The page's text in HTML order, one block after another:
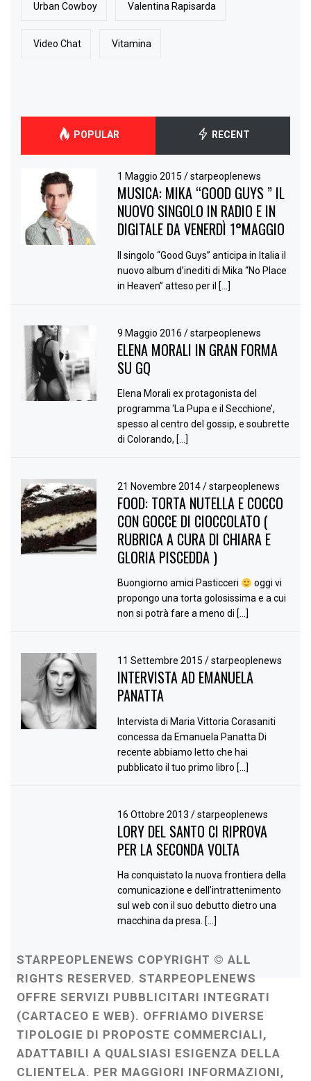
Urban Cowboy Valentina Rapisarda
Video Chat Vitamina
POPULAR RECENT
1 Maggio 2015/ starpeoplenews
MUSICA: MIKA “GOOD GUYS ” IL
NUOVO SINGOLO IN RADIO E IN
DIGITALE DA VENERDÌ 1°MAGGIO
Il singolo “Good Guys” anticipa in Italia il
nuovo album d’inediti di Mika “No Place
in Heaven” atteso per il […]
9 Maggio 2016/ starpeoplenews
ELENA MORALI IN GRAN FORMA
SU GQ
Elena Morali ex protagonista del
programma ‘La Pupa e il Secchione’,
spesso al centro del gossip, e soubrette
di Colorando, […]
21 Novembre 2014/ starpeoplenews
FOOD: TORTA NUTELLA E COCCO
CON GOCCE DI CIOCCOLATO (
RUBRICA A CURA DI CHIARA E
GLORIA PISCEDDA )
Buongiorno amici Pasticceri
oggi vi
propongo una torta golosissima e a cui
non si potrà fare a meno di […]
11 Settembre 2015/ starpeoplenews
INTERVISTA AD EMANUELA
PANATTA
Intervista di Maria Vittoria Corasaniti
concessa da Emanuela Panatta Di
recente abbiamo letto che hai
pubblicato il tuo primo libro […]
16 Ottobre 2013/ starpeoplenews
LORY DEL SANTO CI RIPROVA
PER LA SECONDA VOLTA
Ha conquistato la nuova frontiera della
comunicazione e dell’intrattenimento
sul web con il suo debutto dietro una
macchina da presa. […]
STARPEOPLENEWS COPYRIGHT © ALL
RIGHTS RESERVED. STARPEOPLENEWS
OFFRE SERVIZI PUBBLICITARI INTEGRATI
(CARTACEO E WEB). OFFRIAMO DIVERSE
TIPOLOGIE DI PROPOSTE COMMERCIALI,
ADATTABILI A QUALSIASI ESIGENZA DELLA
CLIENTELA. PER MAGGIORI INFORMAZIONI,